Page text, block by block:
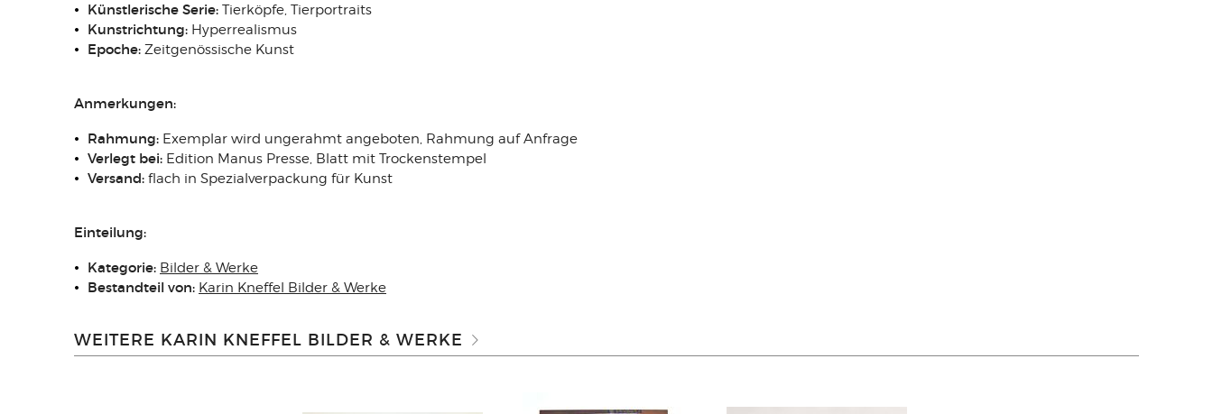
Künstlerische Serie: Tierköpfe, Tierportraits
Kunstrichtung: Hyperrealismus
Epoche: Zeitgenössische Kunst
Anmerkungen:
Rahmung: Exemplar wird ungerahmt angeboten, Rahmung auf Anfrage
Verlegt bei: Edition Manus Presse, Blatt mit Trockenstempel
Versand: flach in Spezialverpackung für Kunst
Einteilung:
Kategorie: Bilder & Werke
Bestandteil von: Karin Kneffel Bilder & Werke
WEITERE KARIN KNEFFEL BILDER & WERKE